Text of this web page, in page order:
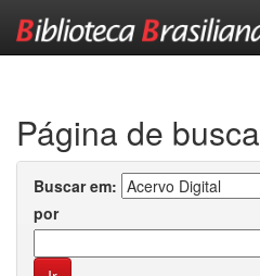
Página de busca
Buscar em:
por